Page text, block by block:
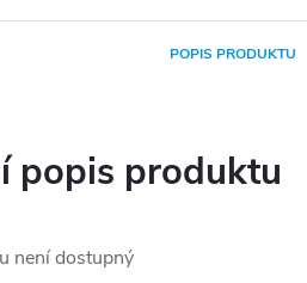
POPIS PRODUKTU
popis produktu
není dostupný